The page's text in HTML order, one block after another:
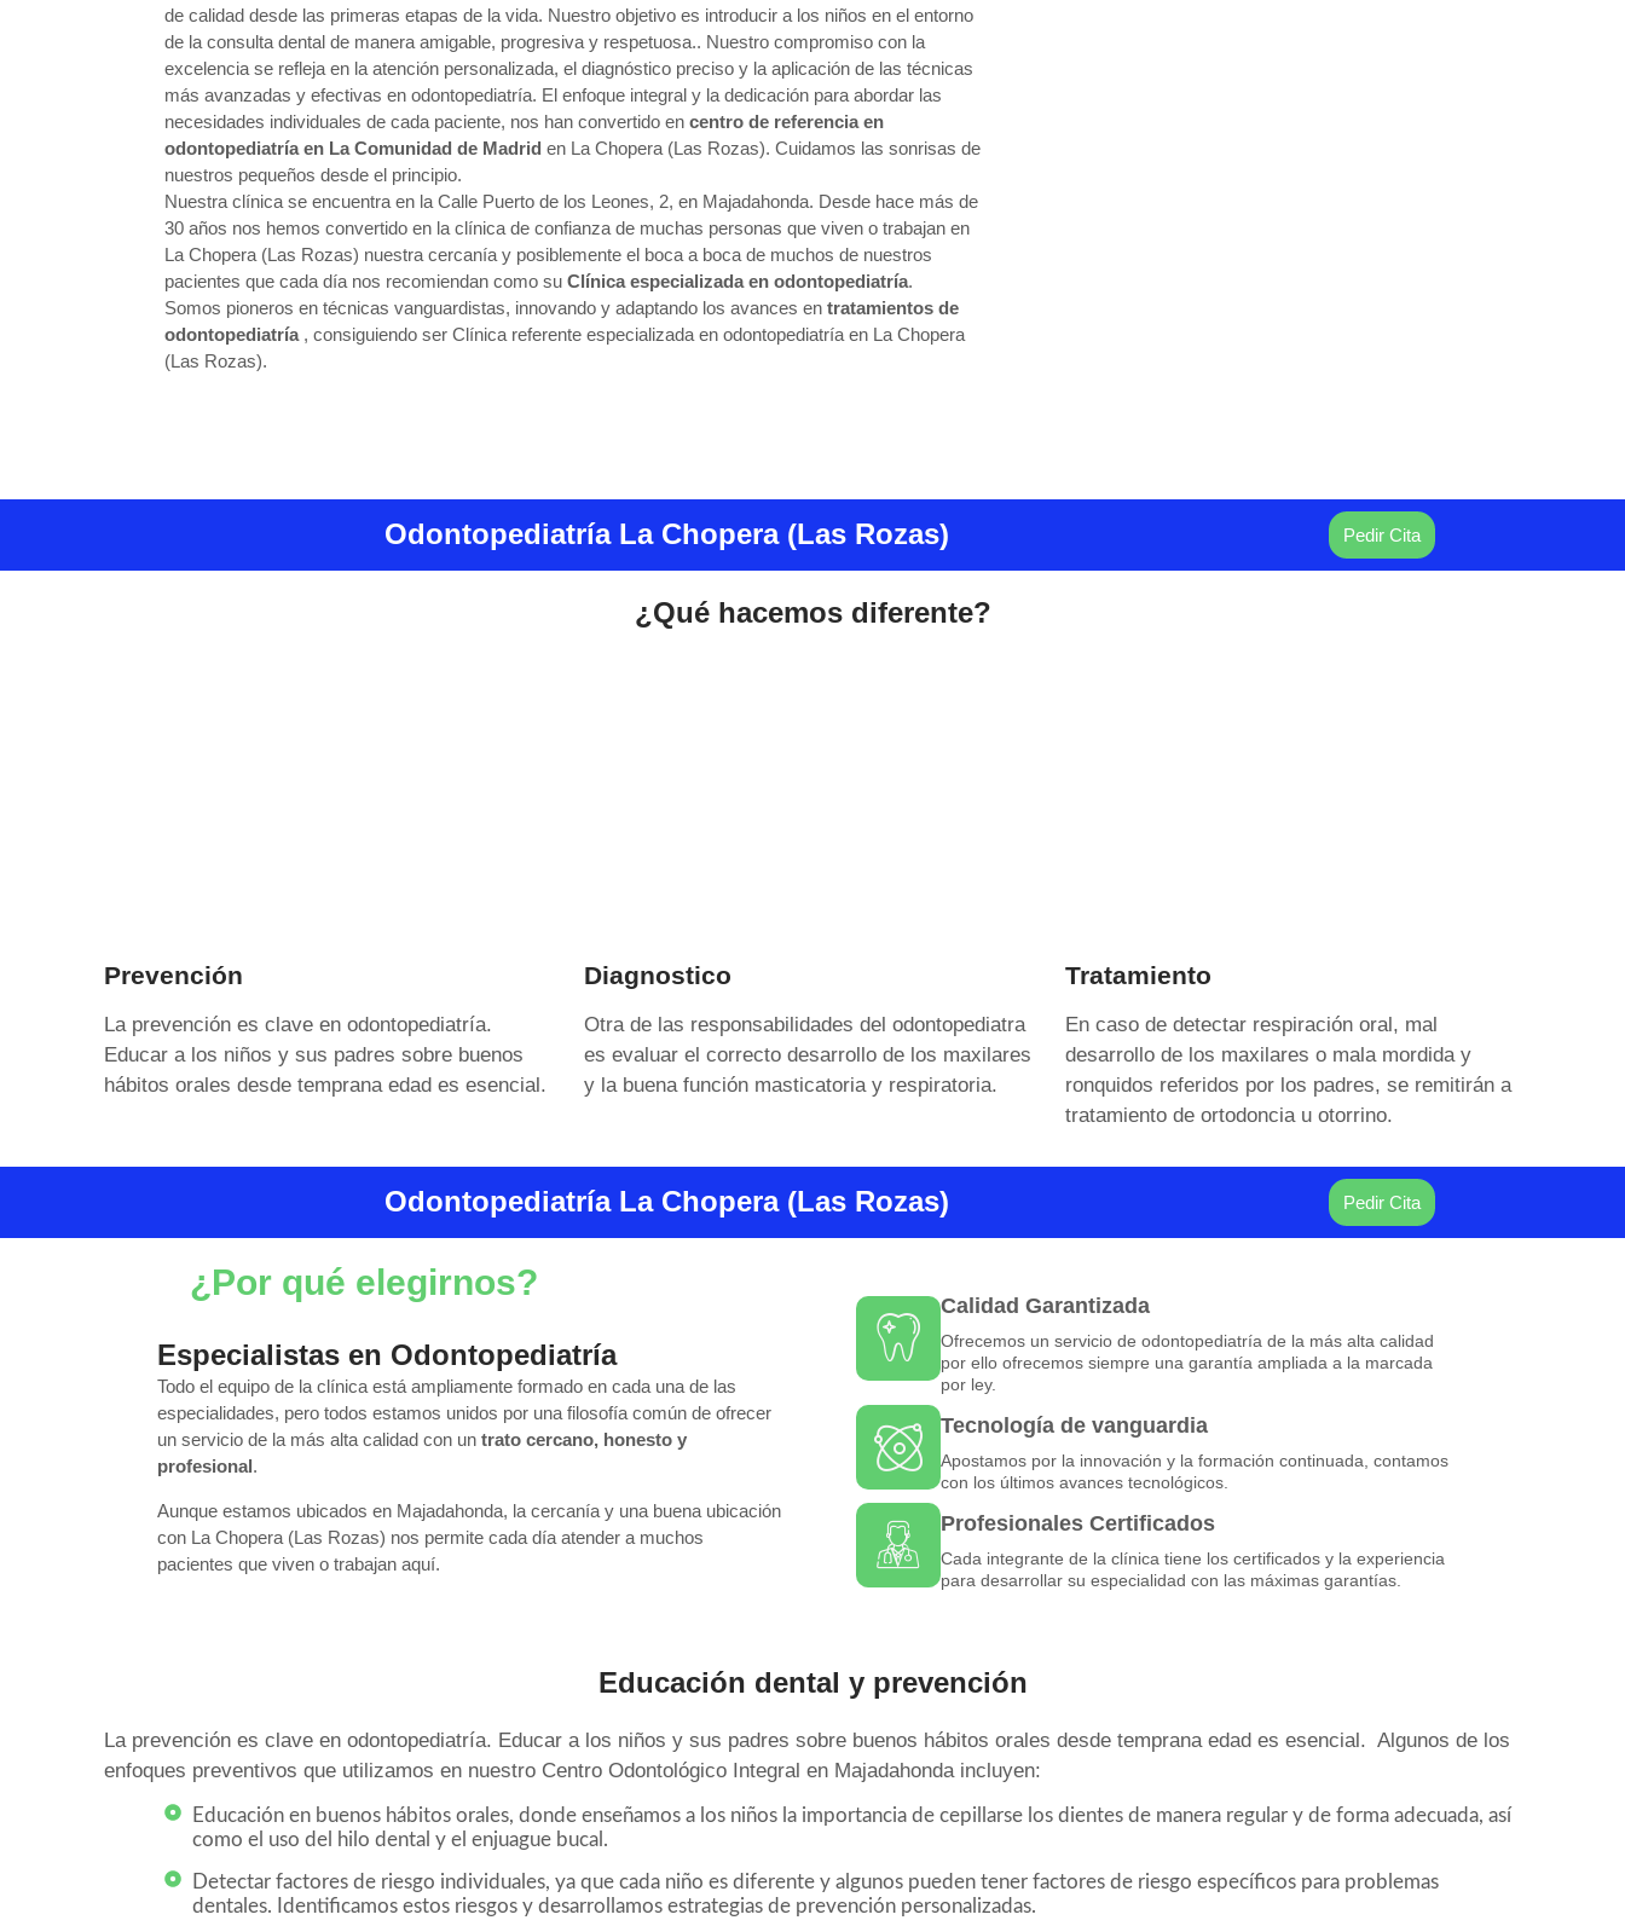
de calidad desde las primeras etapas de la vida. Nuestro objetivo es introducir a los niños en el entorno
de la consulta dental de manera amigable, progresiva y respetuosa.. Nuestro compromiso con la
excelencia se refleja en la atención personalizada, el diagnóstico preciso y la aplicación de las técnicas
más avanzadas y efectivas en odontopediatría. El enfoque integral y la dedicación para abordar las
necesidades individuales de cada paciente, nos han convertido encentro de referencia en
odontopediatría en La Comunidad de Madrid en La Chopera (Las Rozas). Cuidamos las sonrisas de
nuestros pequeños desde el principio.
Nuestra clínica se encuentra en la Calle Puerto de los Leones, 2, en Majadahonda. Desde hace más de
30 años nos hemos convertido en la clínica de confianza de muchas personas que viven o trabajan en
La Chopera (Las Rozas) nuestra cercanía y posiblemente el boca a boca de muchos de nuestros
pacientes que cada día nos recomiendan como suClínica especializada en odontopediatría.
Somos pioneros en técnicas vanguardistas, innovando y adaptando los avances entratamientos de
odontopediatría , consiguiendo ser Clínica referente especializada en odontopediatría en La Chopera
(Las Rozas).
Odontopediatría La Chopera (Las Rozas) Pedir Cita
¿Qué hacemos diferente?
Prevención
La prevención es clave en odontopediatría.
Educar a los niños y sus padres sobre buenos
hábitos orales desde temprana edad es esencial.
Diagnostico
Otra de las responsabilidades del odontopediatra
es evaluar el correcto desarrollo de los maxilares
y la buena función masticatoria y respiratoria.
Tratamiento
En caso de detectar respiración oral, mal
desarrollo de los maxilares o mala mordida y
ronquidos referidos por los padres, se remitirán a
tratamiento de ortodoncia u otorrino.
Odontopediatría La Chopera (Las Rozas) Pedir Cita
¿Por qué elegirnos?
Especialistas en Odontopediatría
Todo el equipo de la clínica está ampliamente formado en cada una de las
especialidades, pero todos estamos unidos por una filosofía común de ofrecer
un servicio de la más alta calidad con untrato cercano, honesto y
profesional.
Aunque estamos ubicados en Majadahonda, la cercanía y una buena ubicación
con La Chopera (Las Rozas) nos permite cada día atender a muchos
pacientes que viven o trabajan aquí.
Calidad Garantizada
Ofrecemos un servicio de odontopediatría de la más alta calidad
por ello ofrecemos siempre una garantía ampliada a la marcada
por ley.
Tecnología de vanguardia
Apostamos por la innovación y la formación continuada, contamos
con los últimos avances tecnológicos.
Profesionales Certificados
Cada integrante de la clínica tiene los certificados y la experiencia
para desarrollar su especialidad con las máximas garantías.
Educación dental y prevención
La prevención es clave en odontopediatría. Educar a los niños y sus padres sobre buenos hábitos orales desde temprana edad es esencial. Algunos de los
enfoques preventivos que utilizamos en nuestro Centro Odontológico Integral en Majadahonda incluyen:
Educación en buenos hábitos orales, donde enseñamos a los niños la importancia de cepillarse los dientes de manera regular y de forma adecuada, así
como el uso del hilo dental y el enjuague bucal.
Detectar factores de riesgo individuales, ya que cada niño es diferente y algunos pueden tener factores de riesgo específicos para problemas
dentales. Identificamos estos riesgos y desarrollamos estrategias de prevención personalizadas.